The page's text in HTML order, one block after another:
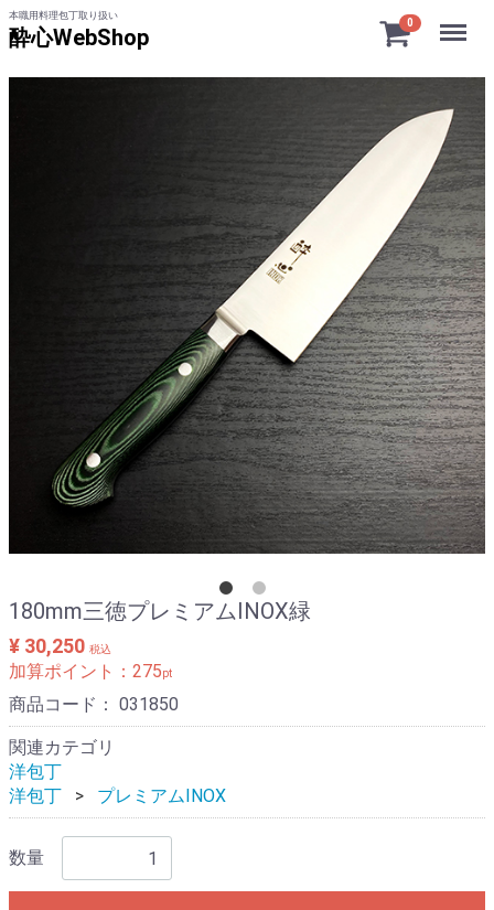
本職用料理包丁取り扱い
酔心WebShop
0 Menu
180mm三徳プレミアムINOX緑
¥ 30,250 税込
加算ポイント： 275pt
商品コード： 031850
関連カテゴリ
洋包丁
洋包丁
プレミアムINOX
数量